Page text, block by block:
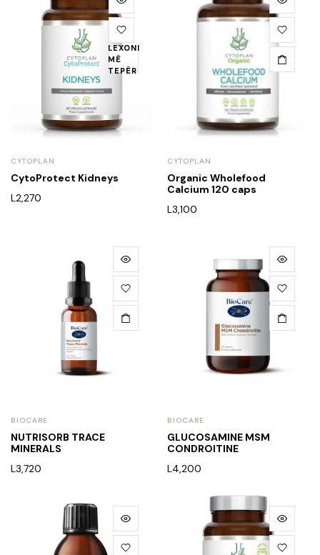
LEXONI
MË
TEPËR
CYTOPLAN
CytoProtect Kidneys
L2,270
CYTOPLAN
Organic Wholefood
Calcium 120 caps
L3,100
BIOCARE
NUTRISORB TRACE
MINERALS
L3,720
BIOCARE
GLUCOSAMINE MSM
CONDROITINE
L4,200